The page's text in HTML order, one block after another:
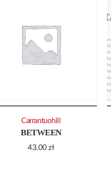
BETWEEN
43.00zł
Carrantuohill